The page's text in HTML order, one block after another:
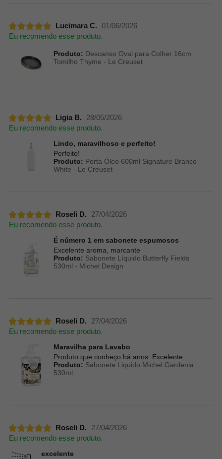
Lucimara C.
01/06/2026
Eu recomendo esse produto.
Produto: Descanso Oval para Colher 16cm
Tomilho Thyme - Le Creuset
Ligia B.
28/05/2026
Eu recomendo esse produto.
Lindo, maravilhoso e perfeito!
Perfeito!
Produto: Porta Óleo 600ml Signature Branco
White - Le Creuset
Roseli D.
27/04/2026
Eu recomendo esse produto.
É número 1 em sabonete espumosos
Excelente aroma, marcante
Produto: Sabonete Líquido Butterfly Fields
530ml - Michel Design
Roseli D.
27/04/2026
Eu recomendo esse produto.
Maravilha para Lavabo
Produto que conheço há anos. Excelente
Produto: Sabonete Liquido Michel Gardenia
530ml
Roseli D.
27/04/2026
Eu recomendo esse produto.
excelente